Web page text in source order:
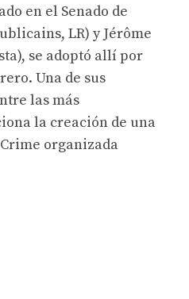
en el Senado de
LR) y Jérôme
se adoptó allí por
Una de sus
las más
la creación de una
organizada